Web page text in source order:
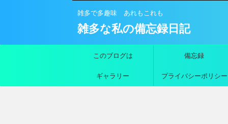
雑多で多趣味 あれもこれも
雑多な私の備忘録日記
このブログは 備忘録
ギャラリー プライバシーポリシー